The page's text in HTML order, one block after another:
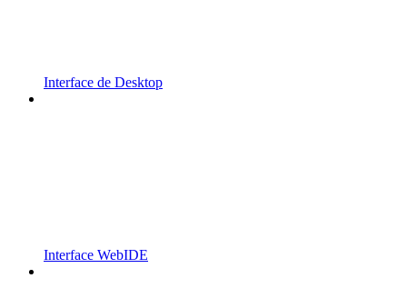
Interface de Desktop
Interface WebIDE